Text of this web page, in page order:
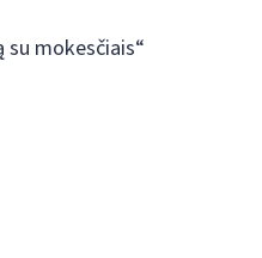
su mokesčiais“